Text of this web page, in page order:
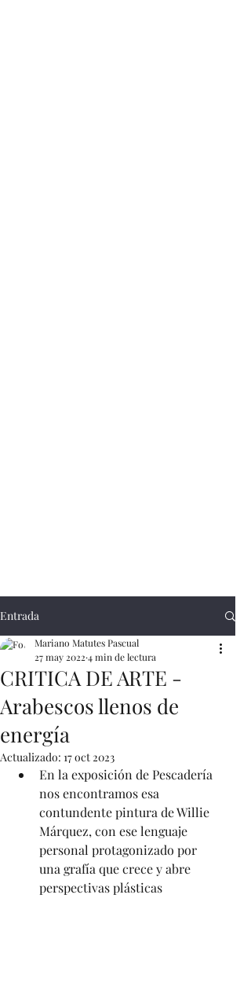
Entrada
CRITICA DE ARTE -
Arabescos llenos de
energía
Mariano Matutes Pascual
27 may 2022 4 min de lectura
Actualizado: 17 oct 2023
En la exposición de Pescadería
nos encontramos esa
contundente pintura de Willie
Márquez, con ese lenguaje
personal protagonizado por
una grafía que crece y abre
perspectivas plásticas